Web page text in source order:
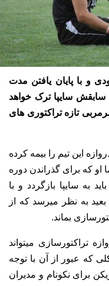
و با پایان یافتن مدت
سابقش سایپا ترک خواهد
تازه تراکتوری های
این تیم را بیمه کرده
او که برای گذراندن دوره
به سایپا بازگردد و با
به نظر میرسد که از
بماند.
تراکتورسازی میتواند
که عبور از آن با توجه
برای نکونام و مدیران